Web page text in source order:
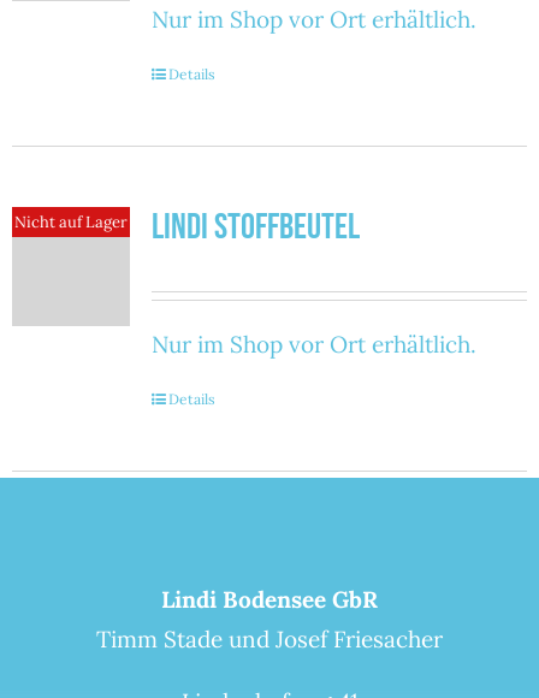
Nur im Shop vor Ort erhältlich.
Details
Nicht auf Lager Lindi Stoffbeutel
Nur im Shop vor Ort erhältlich.
Details
Lindi Bodensee GbR
Timm Stade und Josef Friesacher